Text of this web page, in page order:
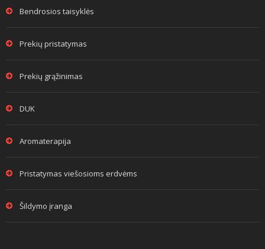
Bendrosios taisyklės
Prekių pristatymas
Prekių grąžinimas
DUK
Aromaterapija
Pristatymas viešosioms erdvėms
Šildymo įranga